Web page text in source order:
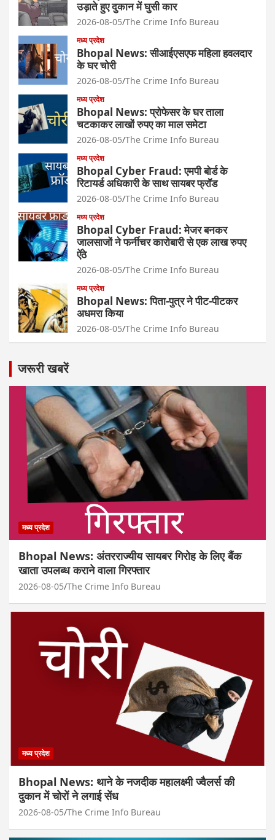
उड़ाते हुए दुकान में घुसी कार
2026-08-05 The Crime Info Bureau
मध्य प्रदेश
Bhopal News: सीआईएसएफ महिला हवलदार
के घर चोरी
2026-08-05 The Crime Info Bureau
मध्य प्रदेश
Bhopal News: प्रोफेसर के घर ताला
चटकाकर लाखों रुपए का माल समेटा
2026-08-05 The Crime Info Bureau
मध्य प्रदेश
Bhopal Cyber Fraud: एमपी बोर्ड के
रिटायर्ड अधिकारी के साथ सायबर फ्रॉड
2026-08-05 The Crime Info Bureau
मध्य प्रदेश
Bhopal Cyber Fraud: मेजर बनकर
जालसाजों ने फर्नीचर कारोबारी से एक लाख रुपए
ऐंठे
2026-08-05 The Crime Info Bureau
मध्य प्रदेश
Bhopal News: पिता-पुत्र ने पीट-पीटकर
अधमरा किया
2026-08-05 The Crime Info Bureau
जरूरी खबरें
मध्य प्रदेश
Bhopal News: अंतरराज्यीय सायबर गिरोह के लिए बैंक
खाता उपलब्ध कराने वाला गिरफ्तार
2026-08-05 The Crime Info Bureau
मध्य प्रदेश
Bhopal News: थाने के नजदीक महालक्ष्मी ज्वैलर्स की
दुकान में चोरों ने लगाई सेंध
2026-08-05 The Crime Info Bureau